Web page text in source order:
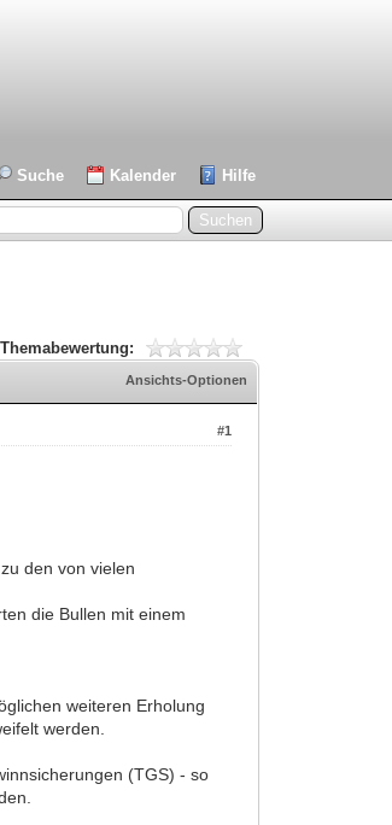
Suche Kalender Hilfe
Themabewertung:
Ansichts-Optionen
#1
den von vielen
die Bullen mit einem
weiteren Erholung
werden.
(TGS) - so